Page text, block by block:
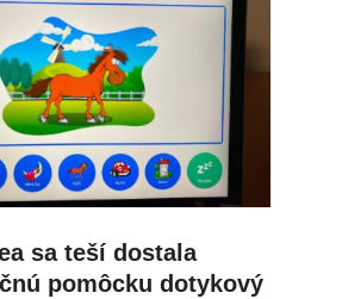
sa teší dostala
pomôcku dotykový